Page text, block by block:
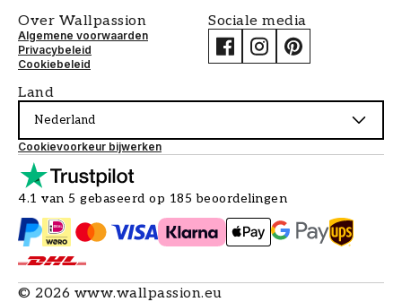
Over Wallpassion
Algemene voorwaarden
Privacybeleid
Cookiebeleid
Sociale media
Land
Nederland
Cookievoorkeur bijwerken
4.1 van 5 gebaseerd op 185 beoordelingen
© 2026 www.wallpassion.eu